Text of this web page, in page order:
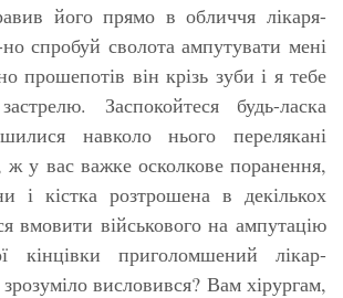
його прямо в обличчя лікаря-
но спробуй сволота ампутувати мені
прошепотів він крізь зуби і я тебе
Заспокойтеся будь-ласка
навколо нього перелякані
у вас важке осколкове поранення,
і кістка розтрошена в декількох
вмовити військового на ампутацію
кінцівки приголомшений лікар-
висловився? Вам хірургам,